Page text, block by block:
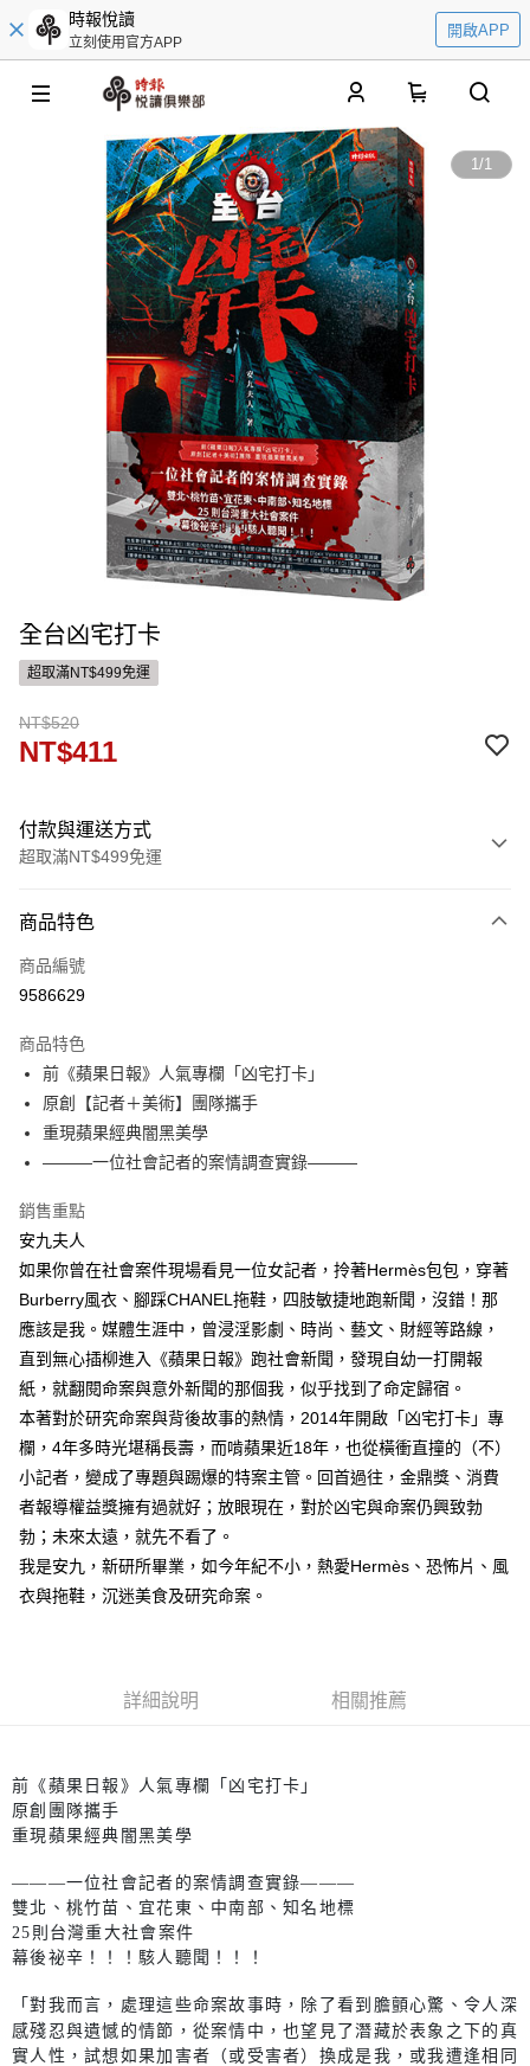
時報悅讀
立刻使用官方APP
開啟APP
1/1
全台凶宅打卡
超取滿NT$499免運
NT$520
NT$411
付款與運送方式
超取滿NT$499免運
信用卡一次付款
ATM付款
運送方式
付款後全家取貨
每筆NT$60，滿NT$499(含以上)免運費
付款後7-11取貨
宅配
每筆NT$100，滿NT$499(含以上)免運費
商品特色
商品編號
9586629
商品特色
前《蘋果日報》人氣專欄「凶宅打卡」
原創【記者＋美術】團隊攜手
重現蘋果經典闇黑美學
———一位社會記者的案情調查實錄———
銷售重點
安九夫人
如果你曾在社會案件現場看見一位女記者，拎著Hermès包包，穿著
Burberry風衣、腳踩CHANEL拖鞋，四肢敏捷地跑新聞，沒錯！那
應該是我。媒體生涯中，曾浸淫影劇、時尚、藝文、財經等路線，
直到無心插柳進入《蘋果日報》跑社會新聞，發現自幼一打開報
紙，就翻閱命案與意外新聞的那個我，似乎找到了命定歸宿。
本著對於研究命案與背後故事的熱情，2014年開啟「凶宅打卡」專
欄，4年多時光堪稱長壽，而啃蘋果近18年，也從橫衝直撞的（不）
小記者，變成了專題與踢爆的特案主管。回首過往，金鼎獎、消費
者報導權益獎擁有過就好；放眼現在，對於凶宅與命案仍興致勃
勃；未來太遠，就先不看了。
我是安九，新研所畢業，如今年紀不小，熱愛Hermès、恐怖片、風
衣與拖鞋，沉迷美食及研究命案。
詳細說明 相關推薦
前《蘋果日報》人氣專欄「凶宅打卡」
原創團隊攜手
重現蘋果經典闇黑美學
———一位社會記者的案情調查實錄———
雙北、桃竹苗、宜花東、中南部、知名地標
25則台灣重大社會案件
幕後祕辛！！！駭人聽聞！！！
「對我而言，處理這些命案故事時，除了看到膽顫心驚、令人深
感殘忍與遺憾的情節，從案情中，也望見了潛藏於表象之下的真
實人性，試想如果加害者（或受害者）換成是我，或我遭逢相同